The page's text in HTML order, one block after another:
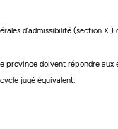
d’admissibilité (section XI)
province doivent répondre aux
jugé équivalent.